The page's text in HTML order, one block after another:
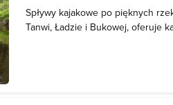
Spływy kajakowe po pięknych
Tanwi, Ładzie i Bukowej, oferuje